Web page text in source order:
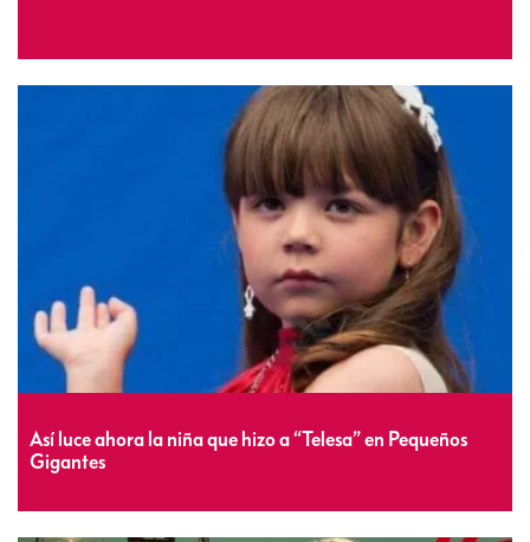
Así luce ahora la niña que hizo a “Telesa” en Pequeños
Gigantes